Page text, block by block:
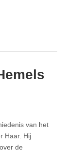
van het
Haar. Hij
de